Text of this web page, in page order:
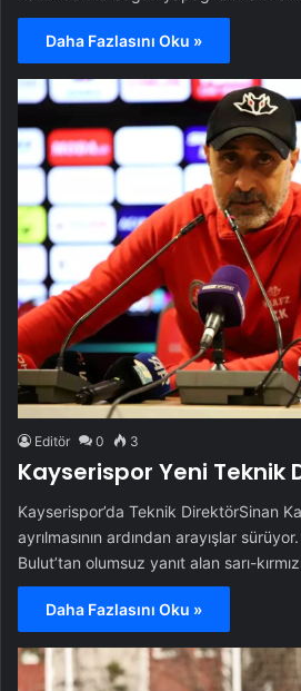
Daha Fazlasını Oku »
Editör 0 3
Kayserispor Yeni Teknik
Kayserispor’da Teknik DirektörSinan
ayrılmasının ardından arayışlar
Bulut’tan olumsuz yanıt alan sarı-
Daha Fazlasını Oku »